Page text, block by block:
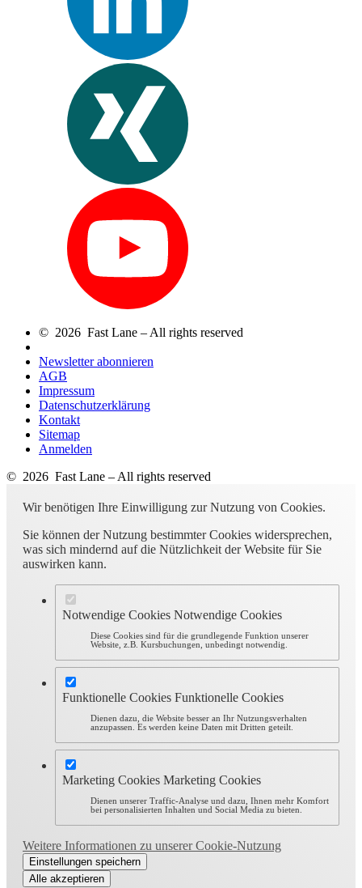
© 2026 Fast Lane – All rights reserved
Newsletter abonnieren
AGB
Impressum
Datenschutzerklärung
Kontakt
Sitemap
Anmelden
© 2026 Fast Lane – All rights reserved
Wir benötigen Ihre Einwilligung zur Nutzung von Cookies.
Sie können der Nutzung bestimmter Cookies widersprechen,
was sich mindernd auf die Nützlichkeit der Website für Sie
auswirken kann.
Notwendige Cookies Notwendige Cookies
Diese Cookies sind für die grundlegende Funktion unserer
Website, z.B. Kursbuchungen, unbedingt notwendig.
Funktionelle Cookies Funktionelle Cookies
Dienen dazu, die Website besser an Ihr Nutzungsverhalten
anzupassen. Es werden keine Daten mit Dritten geteilt.
Marketing Cookies Marketing Cookies
Dienen unserer Traffic-Analyse und dazu, Ihnen mehr Komfort
bei personalisierten Inhalten und Social Media zu bieten.
Weitere Informationen zu unserer Cookie-Nutzung